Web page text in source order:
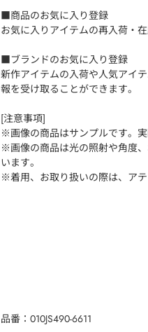
■商品のお気に入り登録
お気に入りアイテムの再入荷・
■ブランドのお気に入り登録
新作アイテムの入荷や人気アイ
報を受け取ることができます。
[注意事項]
※画像の商品はサンプルです。
※画像の商品は光の照射や角度
います。
※着用、お取り扱いの際は、ア
品番 010JS490-6611